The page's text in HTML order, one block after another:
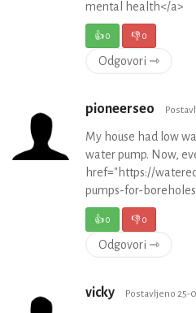
mental health</a>
👍0 👎0
Odgovori ⇾
pioneerseo
My house had low
water pump. Now,
href="https://
pumps-for-
👍0 👎0
Odgovori ⇾
vicky Postavljeno 25-